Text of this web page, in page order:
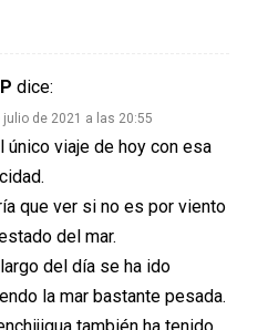
dice:
julio de 2021 a las 20:55
único viaje de hoy con esa
que ver si no es por viento
del mar.
del día se ha ido
la mar bastante pesada.
también ha tenido